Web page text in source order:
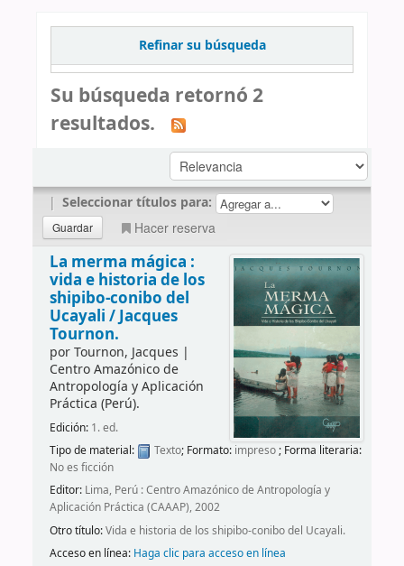
Refinar su búsqueda
Su búsqueda retornó 2
resultados.
| Seleccionar títulos para:
Hacer reserva
La merma mágica :
vida e historia de los
shipibo-conibo del
Ucayali /Jacques
Tournon.
porTournon, Jacques |
Centro Amazónico de
Antropología y Aplicación
Práctica (Perú).
Edición: 1. ed.
Tipo de material:
Texto; Formato: impreso; Forma literaria:
No es ficción
Editor: Lima, Perú : Centro Amazónico de Antropología y
Aplicación Práctica (CAAAP), 2002
Otro título:Vida e historia de los shipibo-conibo del Ucayali.
Acceso en línea: Haga clic para acceso en línea